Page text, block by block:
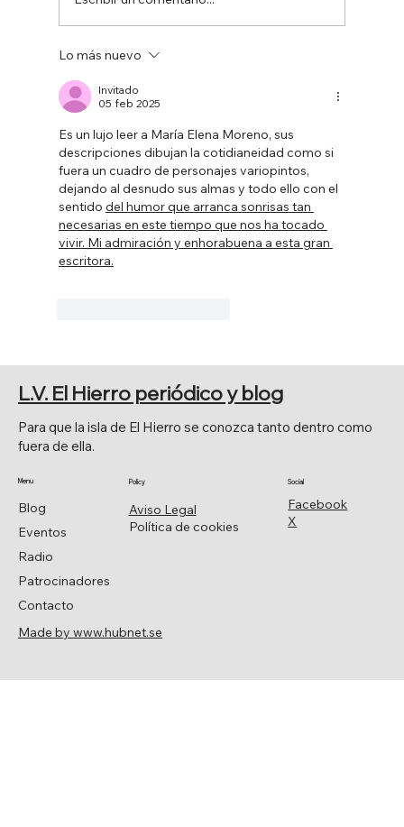
TEJEGUATE
Lo más nuevo
Invitado
05 feb 2025
Es un lujo leer a María Elena Moreno, sus
descripciones dibujan la cotidianeidad como si
fuera un cuadro de personajes variopintos,
dejando al desnudo sus almas y todo ello con el
sentido del humor que arranca sonrisas tan
necesarias en este tiempo que nos ha tocado
vivir. Mi admiración y enhorabuena a esta gran
escritora.
Facebook
X
Social
Aviso Legal
Política de cookies
Policy
Blog
Eventos
Radio
Patrocinadores
Contacto
Menu
Para que la isla de El Hierro se conozca tanto dentro como
fuera de ella.
L.V. El Hierro periódico y blog
Made by www.hubnet.se